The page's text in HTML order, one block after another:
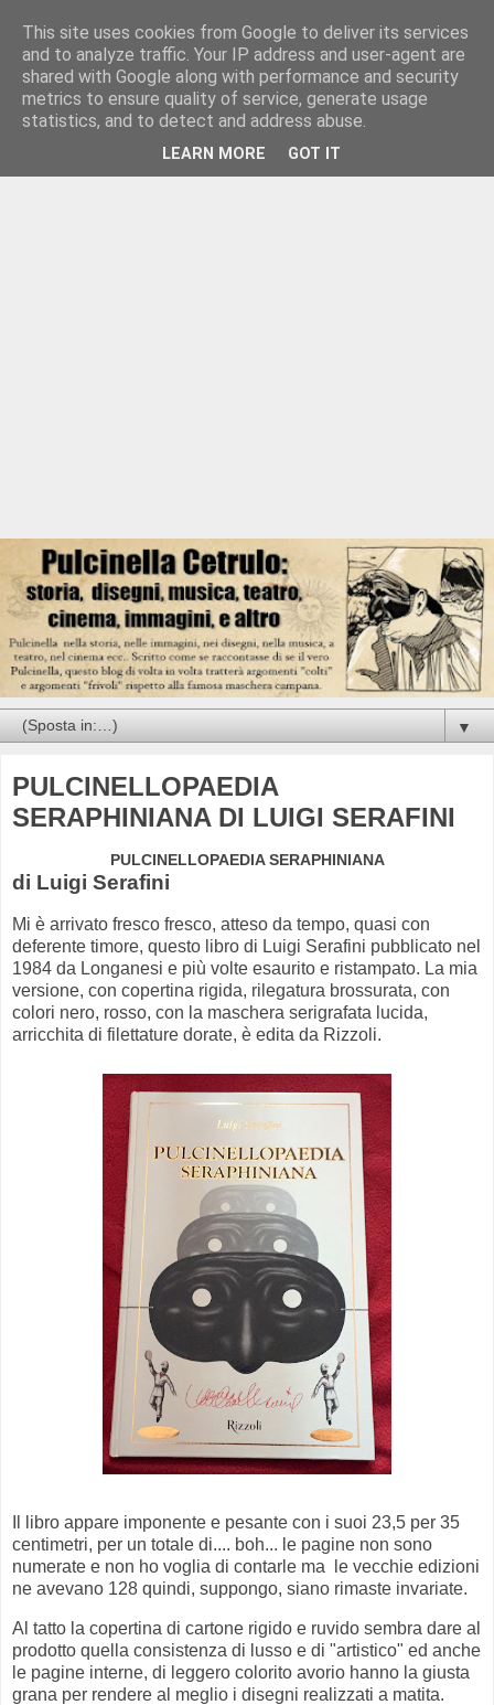
▼
PULCINELLOPAEDIA
SERAPHINIANA DI LUIGI SERAFINI
PULCINELLOPAEDIA SERAPHINIANA
di Luigi Serafini
Mi è arrivato fresco fresco, atteso da tempo, quasi con
deferente timore, questo libro di Luigi Serafini pubblicato nel
1984 da Longanesi e più volte esaurito e ristampato. La mia
versione, con copertina rigida, rilegatura brossurata, con
colori nero, rosso, con la maschera serigrafata lucida,
arricchita di filettature dorate, è edita da Rizzoli.
Il libro appare imponente e pesante con i suoi 23,5 per 35
centimetri, per un totale di.... boh... le pagine non sono
numerate e non ho voglia di contarle ma le vecchie edizioni
ne avevano 128 quindi, suppongo, siano rimaste invariate.
Al tatto la copertina di cartone rigido e ruvido sembra dare al
prodotto quella consistenza di lusso e di "artistico" ed anche
le pagine interne, di leggero colorito avorio hanno la giusta
grana per rendere al meglio i disegni realizzati a matita.
This site uses cookies from Google to deliver its services
and to analyze traffic. Your IP address and user-agent are
shared with Google along with performance and security
metrics to ensure quality of service, generate usage
statistics, and to detect and address abuse.
LEARN MORE GOT IT